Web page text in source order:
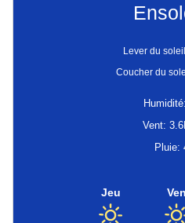
Lever du
Coucher du
Vent:
Pluie:
Jeu Ven